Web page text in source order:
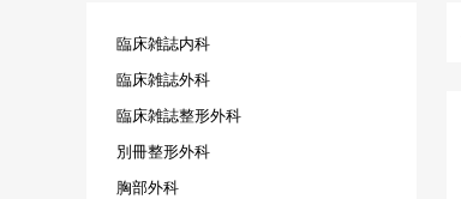
臨床雑誌内科
臨床雑誌外科
臨床雑誌整形外科
別冊整形外科
胸部外科